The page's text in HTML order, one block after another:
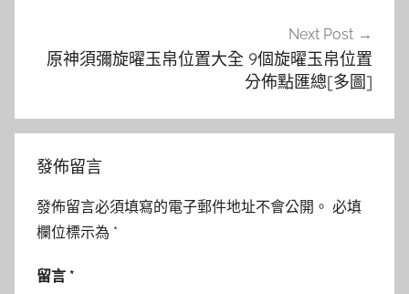
Next Post
原神須彌旋曜玉帛位置大全 9個旋曜玉帛位置
分佈點匯總[多圖]
發佈留言
發佈留言必須填寫的電子郵件地址不會公開。 必填
欄位標示為 *
留言 *